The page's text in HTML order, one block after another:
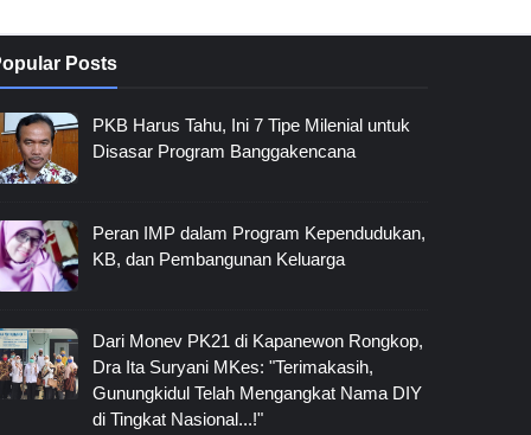
Posts
PKB Harus Tahu, Ini 7 Tipe Milenial untuk
Disasar Program Banggakencana
Peran IMP dalam Program Kependudukan,
KB, dan Pembangunan Keluarga
Dari Monev PK21 di Kapanewon Rongkop,
Dra Ita Suryani MKes: "Terimakasih,
Gunungkidul Telah Mengangkat Nama DIY
di Tingkat Nasional...!"